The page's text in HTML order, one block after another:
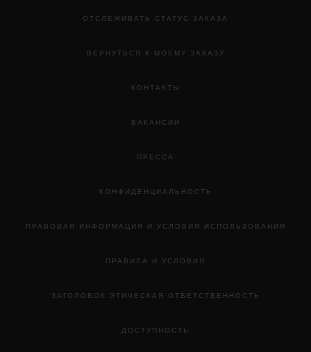
ОТСЛЕЖИВАТЬ СТАТУС ЗАКАЗА
ВЕРНУТЬСЯ К МОЕМУ ЗАКАЗУ
КОНТАКТЫ
ВАКАНСИИ
ПРЕССА
КОНФИДЕНЦИАЛЬНОСТЬ
ПРАВОВАЯ ИНФОРМАЦИЯ И УСЛОВИЯ ИСПОЛЬЗОВАНИЯ
ПРАВИЛА И УСЛОВИЯ
ЗАГОЛОВОК ЭТИЧЕСКАЯ ОТВЕТСТВЕННОСТЬ
ДОСТУПНОСТЬ